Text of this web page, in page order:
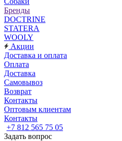
Бренды
DOCTRINE
STATERA
WOOLY
Акции
Доставка и оплата
Оплата
Доставка
Самовывоз
Возврат
Контакты
Оптовым клиентам
Контакты
+7 812 565 75 05
Задать вопрос